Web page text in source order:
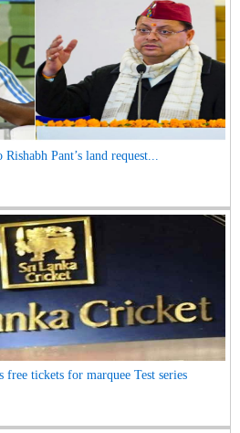
Pant’s land request...
free tickets for marquee Test series